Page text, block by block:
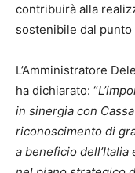
contribuirà alla
sostenibile dal
L’Amministratore
ha dichiarato: “
in sinergia con
riconoscimento di
a beneficio dell’Italia